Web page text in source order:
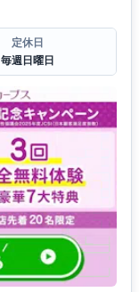
定休日
毎週日曜日